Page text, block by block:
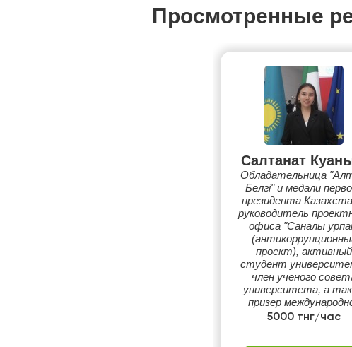
Просмотренные
Салтанат
Обладательница
Белгі" и медали
президента
руководитель
офиса "Саналы
проект), активный
студент
член ученого
университета, а
призер
олимпиады по
5000 тнг/час